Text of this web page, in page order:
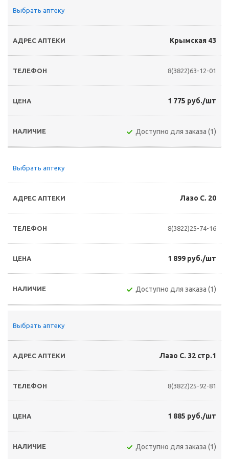
Выбрать аптеку
Крымская 43
8(3822)63-12-01
1 775 руб./шт
Доступно для заказа (1)
Выбрать аптеку
Лазо С. 20
8(3822)25-74-16
1 899 руб./шт
Доступно для заказа (1)
Выбрать аптеку
Лазо С. 32 стр.1
8(3822)25-92-81
1 885 руб./шт
Доступно для заказа (1)